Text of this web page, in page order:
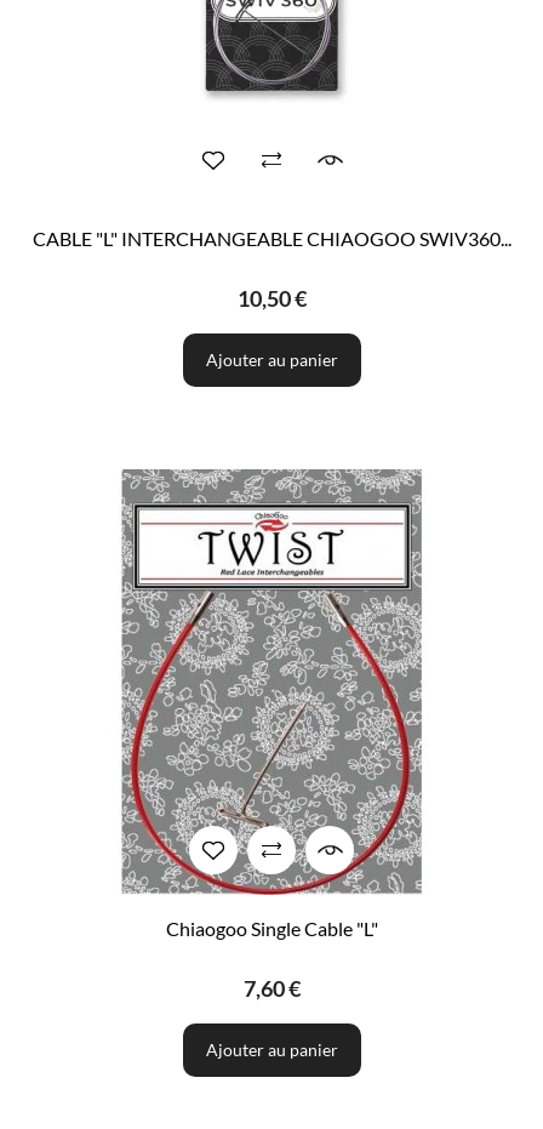
CABLE "L" INTERCHANGEABLE CHIAOGOO SWIV360...
10,50 €
Ajouter au panier
Chiaogoo Single Cable "L"
7,60 €
Ajouter au panier